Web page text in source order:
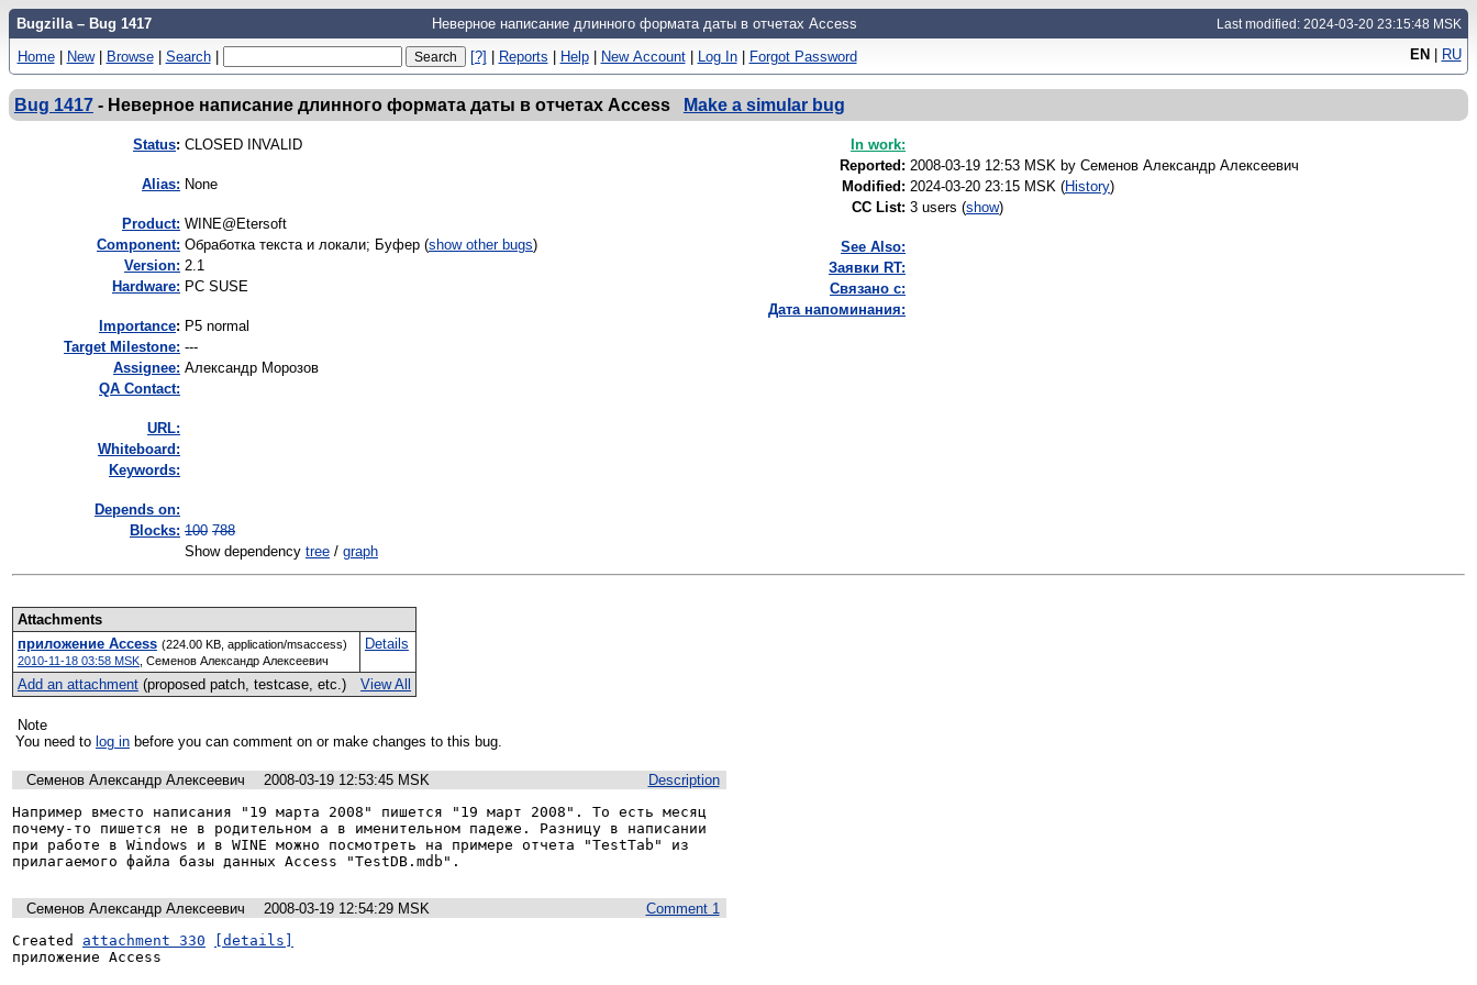
Bugzilla – Bug 1417 Неверное написание длинного формата даты в отчетах Access Last modified: 2024-03-20 23:15:48 MSK
EN | RU
Home | New | Browse | Search | [?] | Reports | Help | New Account | Log In | Forgot Password
Bug 1417 - Неверное написание длинного формата даты в отчетах Access Make a simular bug
Status: CLOSED INVALID
Alias: None
Product: WINE@Etersoft
Component: Обработка текста и локали; Буфер (show other bugs)
Version: 2.1
Hardware: PC SUSE
mportance: P5 normal
Target Milestone: ---
Assignee: Александр Морозов
QA Contact:
URL:
Whiteboard:
Keywords:
Depends on:
Blocks: 100 788
Show dependency tree / graph
In work:
Reported: 2008-03-19 12:53 MSK by Семенов Александр Алексеевич
Modified: 2024-03-20 23:15 MSK (History)
CC List: 3 users (show)
See Also:
Заявки RT:
Связано с:
Дата напоминания:
Attachments
приложение Access (224.00 KB, application/msaccess)
2010-11-18 03:58 MSK, Семенов Александр Алексеевич
Details
View All
Add an attachment(proposed patch, testcase, etc.)
Note
You need to log in before you can comment on or make changes to this bug.
Description
Семенов Александр Алексеевич
2008-03-19 12:53:45 MSK
Например вместо написания "19 марта 2008" пишется "19 март 2008". То есть месяц
почему-то пишется не в родительном а в именительном падеже. Разницу в написании
при работе в Windows и в WINE можно посмотреть на примере отчета "TestTab" из
прилагаемого файла базы данных Access "TestDB.mdb".
Comment 1
Семенов Александр Алексеевич
2008-03-19 12:54:29 MSK
Created attachment 330
[details]
приложение Access